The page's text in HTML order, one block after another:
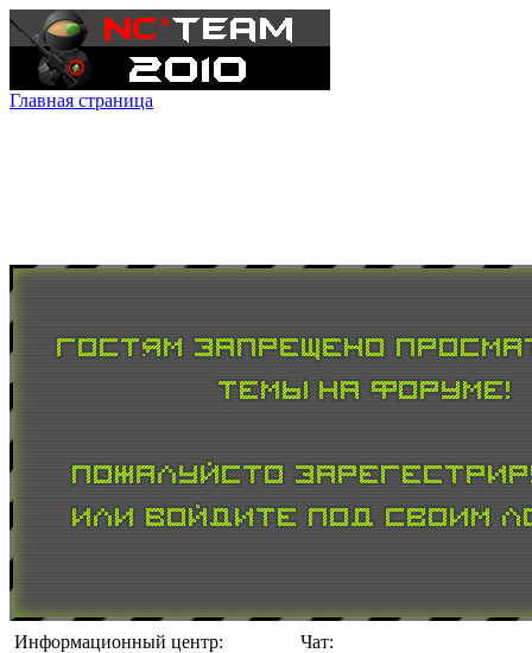
Главная страница
Информационный центр:
Чат: